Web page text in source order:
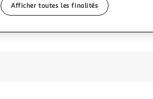
Afficher toutes les finalités